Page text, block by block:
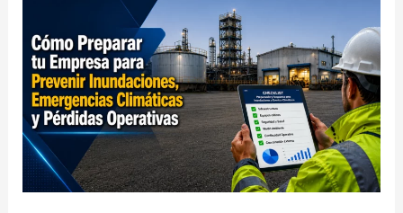
para
Prevenir
Incendios
Forestales